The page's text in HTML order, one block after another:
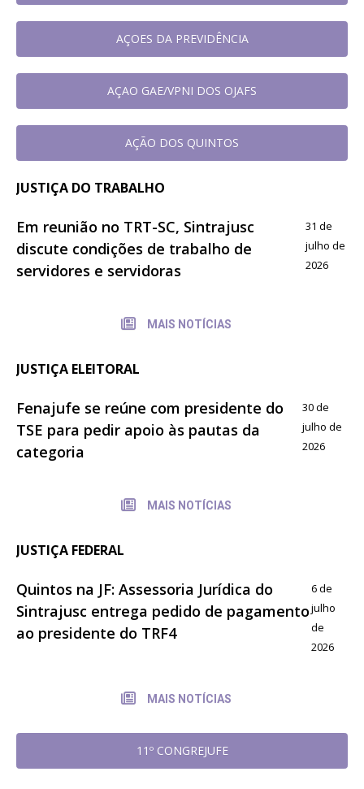
AÇOES DA PREVIDÊNCIA
AÇAO GAE/VPNI DOS OJAFS
AÇÃO DOS QUINTOS
JUSTIÇA DO TRABALHO
Em reunião no TRT-SC, Sintrajusc
discute condições de trabalho de
servidores e servidoras
31 de
julho de
2026
MAIS NOTÍCIAS
JUSTIÇA ELEITORAL
Fenajufe se reúne com presidente do
TSE para pedir apoio às pautas da
categoria
30 de
julho de
2026
MAIS NOTÍCIAS
JUSTIÇA FEDERAL
Quintos na JF: Assessoria Jurídica do
Sintrajusc entrega pedido de pagamento
ao presidente do TRF4
6 de
julho
de
2026
MAIS NOTÍCIAS
11º CONGREJUFE